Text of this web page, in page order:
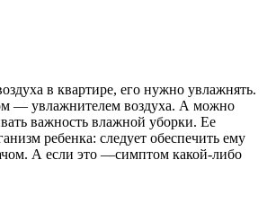
в квартире, его нужно увлажнять.
— увлажнителем воздуха. А можно
важность влажной уборки. Ее
ребенка: следует обеспечить ему
А если это —симптом какой-либо